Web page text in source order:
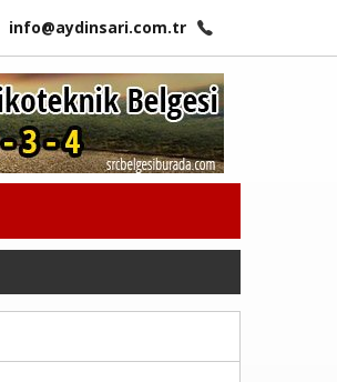
info@aydinsari.com.tr